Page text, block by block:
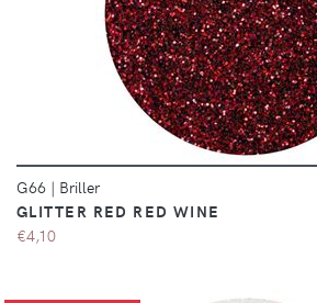
DÉTAILS
G66 | Briller
GLITTER RED RED WINE
€4,10